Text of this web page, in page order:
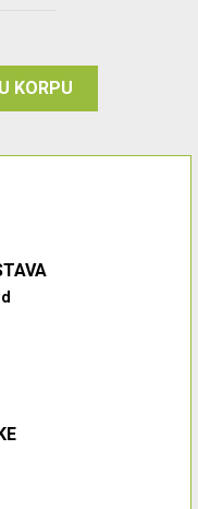
KORPU